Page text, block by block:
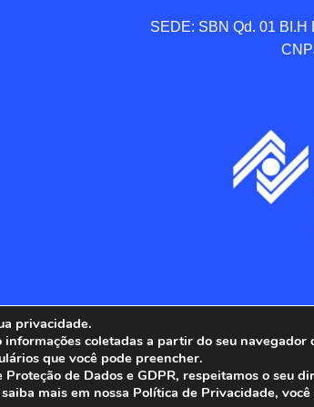
SEDE: SBN Qd. 01 BI.H
ANFIP - Associação Nacional
privacidade.
informações coletadas a partir do seu
que você pode preencher.
Proteção de Dados e GDPR, respeitamos o seu
mais em nossa Política de Privacidade,